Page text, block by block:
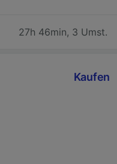
27h 46min, 3 Umst.
Kaufen